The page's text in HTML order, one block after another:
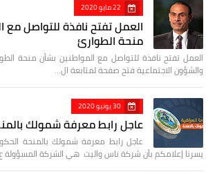
22 مايو 2020
العمل تفتح نافذة للتواصل مع
منحة الطوارئ
العمل تفتح نافذة للتواصل مع المواطنين بشأن منحة
والشؤون الاجتماعية فتح صفحة لمتابعة ال…
30 يونيو 2020
عاجل رابط معرفة شمولك
عاجل رابط معرفة شمولك بالمنحة
يسرنا إعلامكم بأن شركة ناس واليت هي الشركة المسؤولة